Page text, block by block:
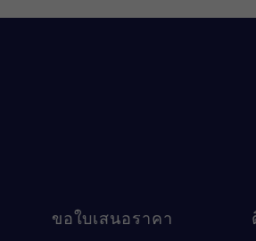
ขอใบเสนอราคา